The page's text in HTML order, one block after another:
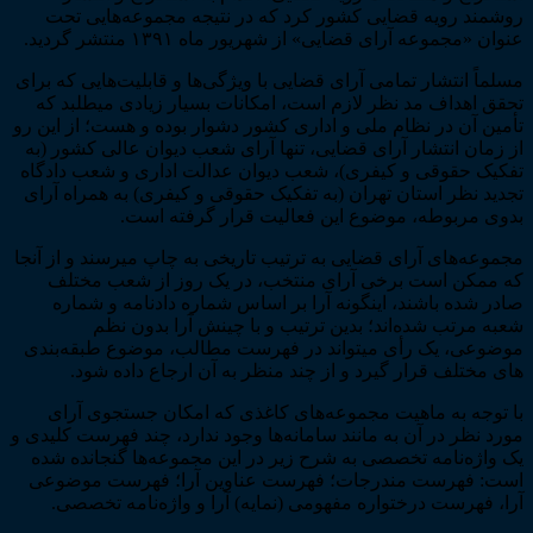
روشمند رویه قضایی کشور کرد که در نتیجه مجموعه­‌هایی تحت
عنوان «مجموعه آرای قضایی» از شهریور ماه ۱۳۹۱ منتشر گردید.
مسلماً انتشار تمامی آرای قضایی با ویژگی­‌ها و قابلیت‌­هایی که برای
تحقق اهداف مد نظر لازم است، امکانات بسیار زیادی می­طلبد که
تأمین آن در نظام ملی و اداری کشور دشوار بوده و هست؛ از این رو
از زمان انتشار آرای قضایی، تنها آرای شعب دیوان عالی کشور (به
تفکیک حقوقی و کیفری)، شعب دیوان عدالت اداری و شعب دادگاه
تجدید نظر استان تهران (به تفکیک حقوقی و کیفری) به همراه آرای
بدوی مربوطه، موضوع این فعالیت قرار گرفته است.
مجموعه­‌های آرای قضایی به ترتیب تاریخی به چاپ می­رسند و از آن­جا
که ممکن است برخی آرای منتخب، در یک روز از شعب مختلف
صادر شده باشند، این­گونه آرا بر اساس شماره دادنامه و شماره
شعبه مرتب شده‌­اند؛ بدین ترتیب و با چینش آرا بدون نظم
موضوعی، یک رأی می­تواند در فهرست مطالب، موضوع طبقه‌­بندی­‌
های مختلف قرار گیرد و از چند منظر به آن ارجاع داده شود.
با توجه به ماهیت مجموعه­‌های کاغذی که امکان جستجوی آرای
مورد نظر در آن به مانند سامانه‌­ها وجود ندارد، چند فهرست کلیدی و
یک واژه‌­نامه تخصصی به شرح زیر در این مجموعه‌­ها گنجانده شده
است: فهرست مندرجات؛ فهرست عناوین آرا؛ فهرست موضوعی
آرا، فهرست درختواره مفهومی (نمایه) آرا و واژه‌­نامه تخصصی.